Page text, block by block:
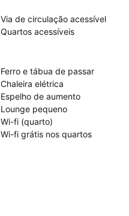
Via de circulação acessível
Quartos acessíveis
Ferro e tábua de passar
Chaleira elétrica
Espelho de aumento
Lounge pequeno
Wi-fi (quarto)
Wi-fi grátis nos quartos